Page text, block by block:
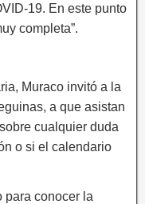
19. En este punto
completa”.
Muraco invitó a la
a que asistan
cualquier duda
o si el calendario
para conocer la